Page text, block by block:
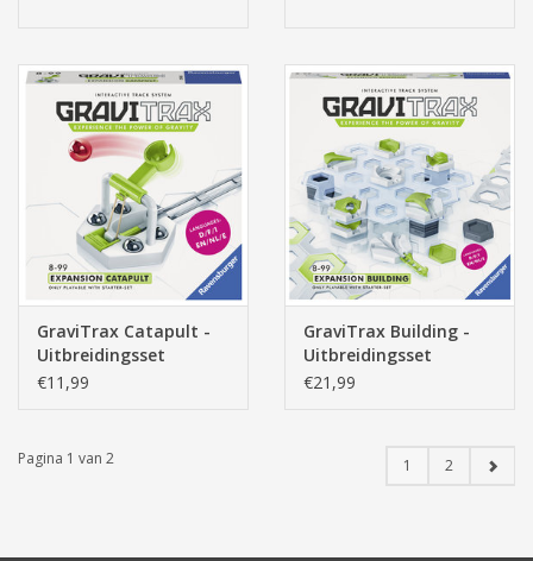
GraviTrax Catapult -
Uitbreidingsset
€11,99
GraviTrax Building -
Uitbreidingsset
€21,99
Pagina 1 van 2 1 2